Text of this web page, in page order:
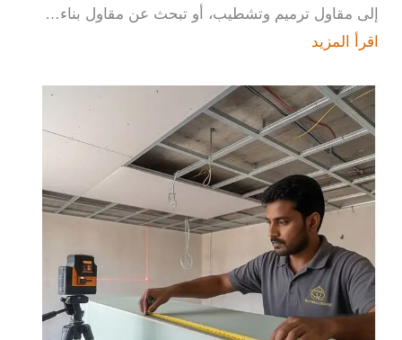
إلى مقاول ترميم وتشطيب، أو تبحث عن مقاول بناء…
اقرأ المزيد